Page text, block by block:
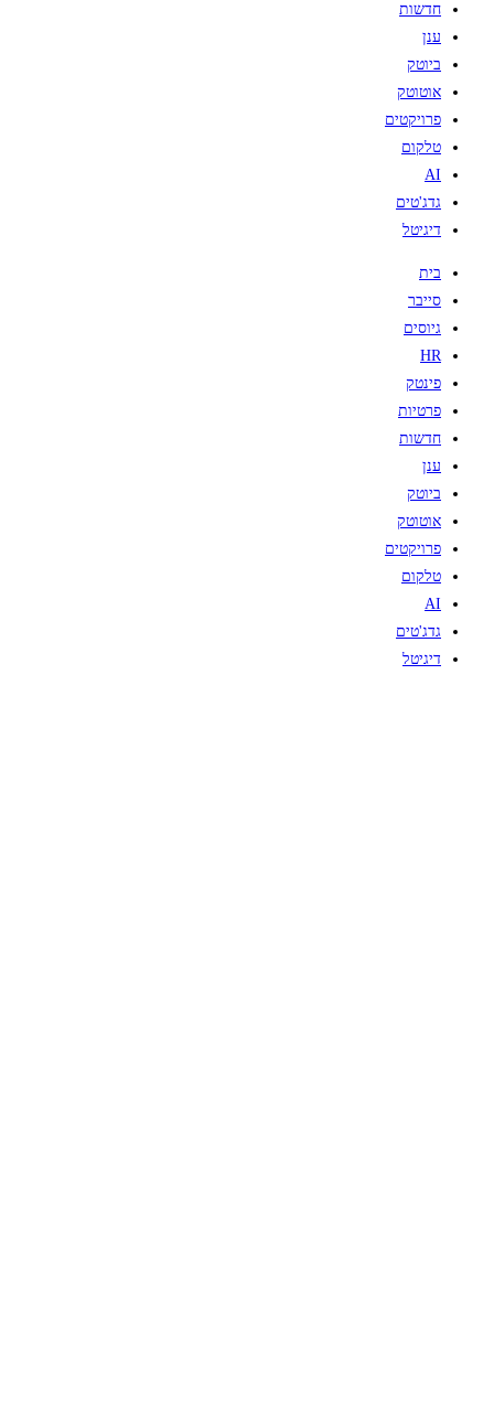
חדשות
ענן
ביוטק
אוטוטק
פרויקטים
טלקום
AI
גדג'טים
דיגיטל
בית
סייבר
גיוסים
HR
פינטק
פרטיות
חדשות
ענן
ביוטק
אוטוטק
פרויקטים
טלקום
AI
גדג'טים
דיגיטל